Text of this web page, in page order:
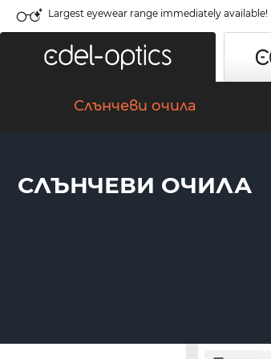
Largest eyewear range immediately available!
Слънчеви очила
СЛЪНЧЕВИ ОЧИЛА